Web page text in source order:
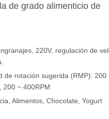
de grado alimenticio de
220V, regulación de
de rotación sugerida (RMP): 200
200 ~ 400RPM
Alimentos, Chocolate, Yogurt